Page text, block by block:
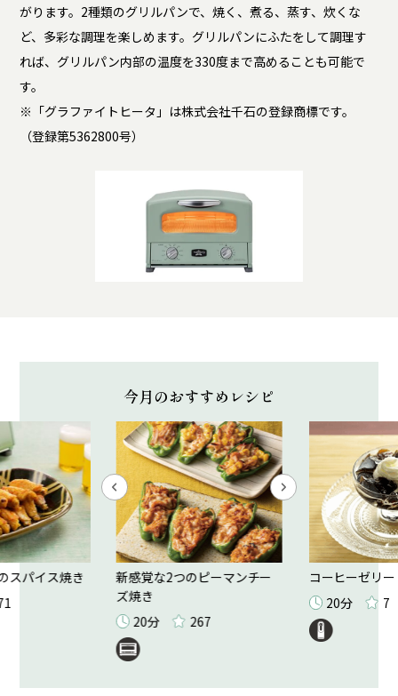
がります。2種類のグリルパンで、焼く、煮る、蒸す、炊くな
ど、多彩な調理を楽しめます。グリルパンにふたをして調理す
れば、グリルパン内部の温度を330度まで高めることも可能で
す。
※「グラファイトヒータ」は株式会社千石の登録商標です。
（登録第5362800号）
今月のおすすめレシピ
スパイス焼き
新感覚な2つのピーマンチー
ズ焼き
20分
267
コーヒーゼリー
20分
7